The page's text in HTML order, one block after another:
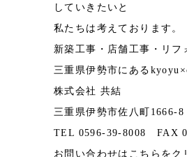
していきたいと
私たちは考えております。
新築工事・店舗工事・リ
三重県伊勢市にある
株式会社 共結
三重県伊勢市佐八町1666-8
TEL 0596-39-8008 FAX
お問い合わせは こちら をク